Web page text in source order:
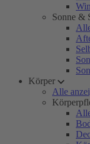
Sonne &
Körper
Alle